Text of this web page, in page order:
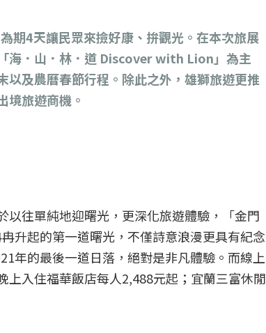
期4天讓民眾來撿好康、拚觀光。在本次旅展
海．山．林．道 Discover with Lion」為主
及農曆春節行程。除此之外，雄獅旅遊更推
境旅遊商機。
往單純地迎曙光，更深化旅遊體驗，「金門
升起的第一道曙光，不僅詩意浪漫更具有紀念
年的最後一道日落，絕對是非凡體驗。而線上
入住福華飯店每人2,488元起；宜蘭三富休閒